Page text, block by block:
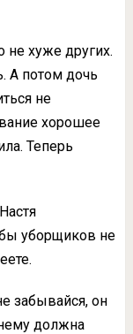
не хуже других.
А потом дочь
не
хорошее
Теперь
уборщиков не
забывайся, он
должна